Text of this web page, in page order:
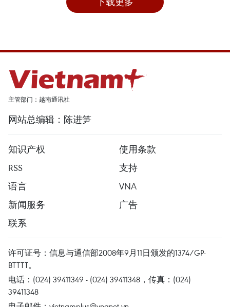
主管部门：越南通讯社
网站总编辑：陈进笋
知识产权
使用条款
RSS
支持
语言
VNA
新闻服务
广告
联系
许可证号：信息与通信部2008年9月11日颁发的1374/GP-
BTTTT。
电话：(024) 39411349 - (024) 39411348，传真：(024)
39411348